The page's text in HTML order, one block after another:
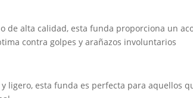
de alta calidad, esta funda proporciona un
contra golpes y arañazos involuntarios
ligero, esta funda es perfecta para aquellos